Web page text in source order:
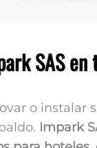
SAS
o instalar
Impark